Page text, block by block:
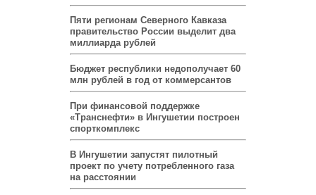
Пяти регионам Северного Кавказа
правительство России выделит два
миллиарда рублей
Бюджет республики недополучает 60
млн рублей в год от коммерсантов
При финансовой поддержке
«Транснефти» в Ингушетии построен
спорткомплекс
В Ингушетии запустят пилотный
проект по учету потребленного газа
на расстоянии